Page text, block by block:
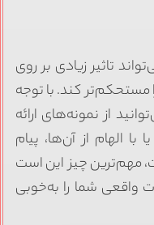
تاثیر زیادی بر روی
مستحکم‌تر کند. با توجه
از نمونه‌های ارائه
الهام از آن‌ها، پیام
مهم‌ترین چیز این است
واقعی شما را به‌خوبی